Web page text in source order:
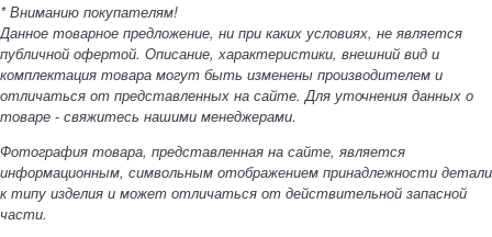
* Вниманию покупателям!
Данное товарное предложение, ни при каких условиях, не является
публичной офертой. Описание, характеристики, внешний вид и
комплектация товара могут быть изменены производителем и
отличаться от представленных на сайте. Для уточнения данных о
товаре - свяжитесь нашими менеджерами.
Фотография товара, представленная на сайте, является
информационным, символьным отображением принадлежности детали
к типу изделия и может отличаться от действительной запасной
части.